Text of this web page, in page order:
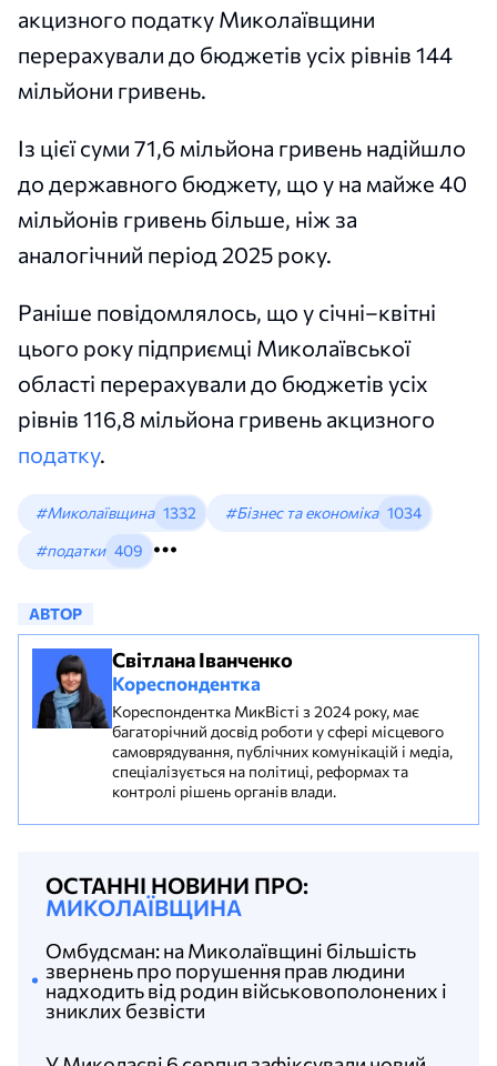
акцизного податку Миколаївщини
перерахували до бюджетів усіх рівнів 144
мільйони гривень.
Із цієї суми 71,6 мільйона гривень надійшло
до державного бюджету, що у на майже 40
мільйонів гривень більше, ніж за
аналогічний період 2025 року.
Раніше повідомлялось, що у січні–квітні
цього року підприємці Миколаївської
області перерахували до бюджетів усіх
рівнів 116,8 мільйона гривень акцизного
податку.
#Миколаївщина 1332 #Бізнес та економіка 1034
#податки 409
АВТОР
Світлана Іванченко
Кореспондентка
Кореспондентка МикВісті з 2024 року, має
багаторічний досвід роботи у сфері місцевого
самоврядування, публічних комунікацій і медіа,
спеціалізується на політиці, реформах та
контролі рішень органів влади.
ОСТАННІ НОВИНИ ПРО:
МИКОЛАЇВЩИНА
Омбудсман: на Миколаївщині більшість
звернень про порушення прав людини
надходить від родин військовополонених і
зниклих безвісти